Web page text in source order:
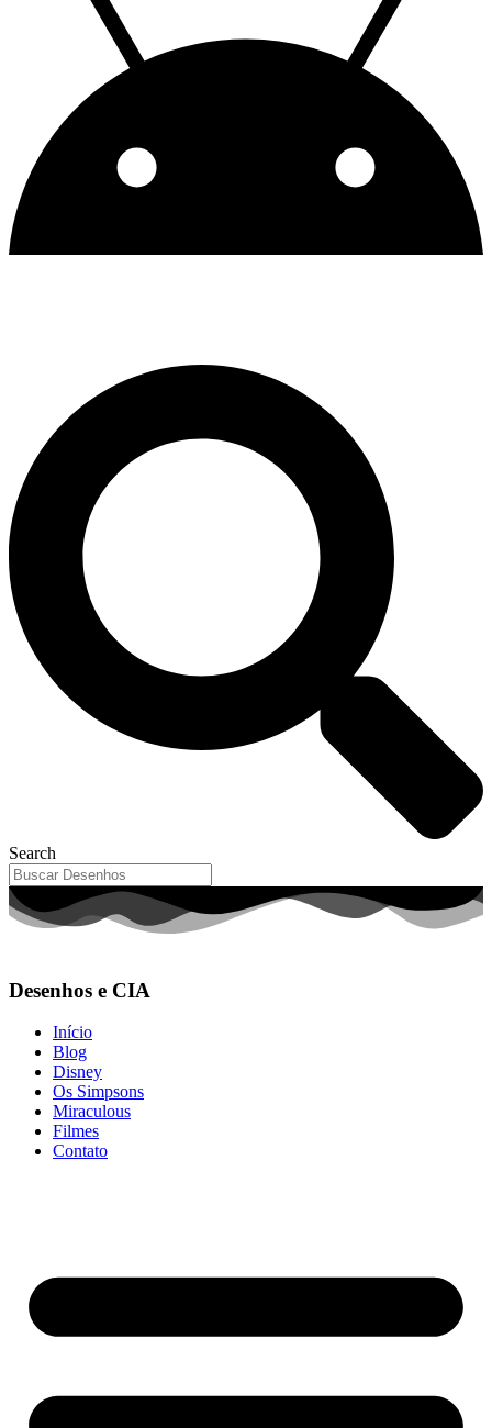
Search
Desenhos e CIA
Início
Blog
Disney
Os Simpsons
Miraculous
Filmes
Contato